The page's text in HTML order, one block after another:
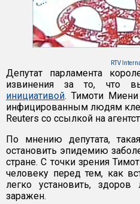
RTV
Депутат парламента
извинения за то, что
инициативой. Тимоти
инфицированным людям
Reuters со ссылкой на
По мнению депутата,
остановить эпидемию
стране. С точки зрения
человеку перед тем, как
легко установить,
заражен.